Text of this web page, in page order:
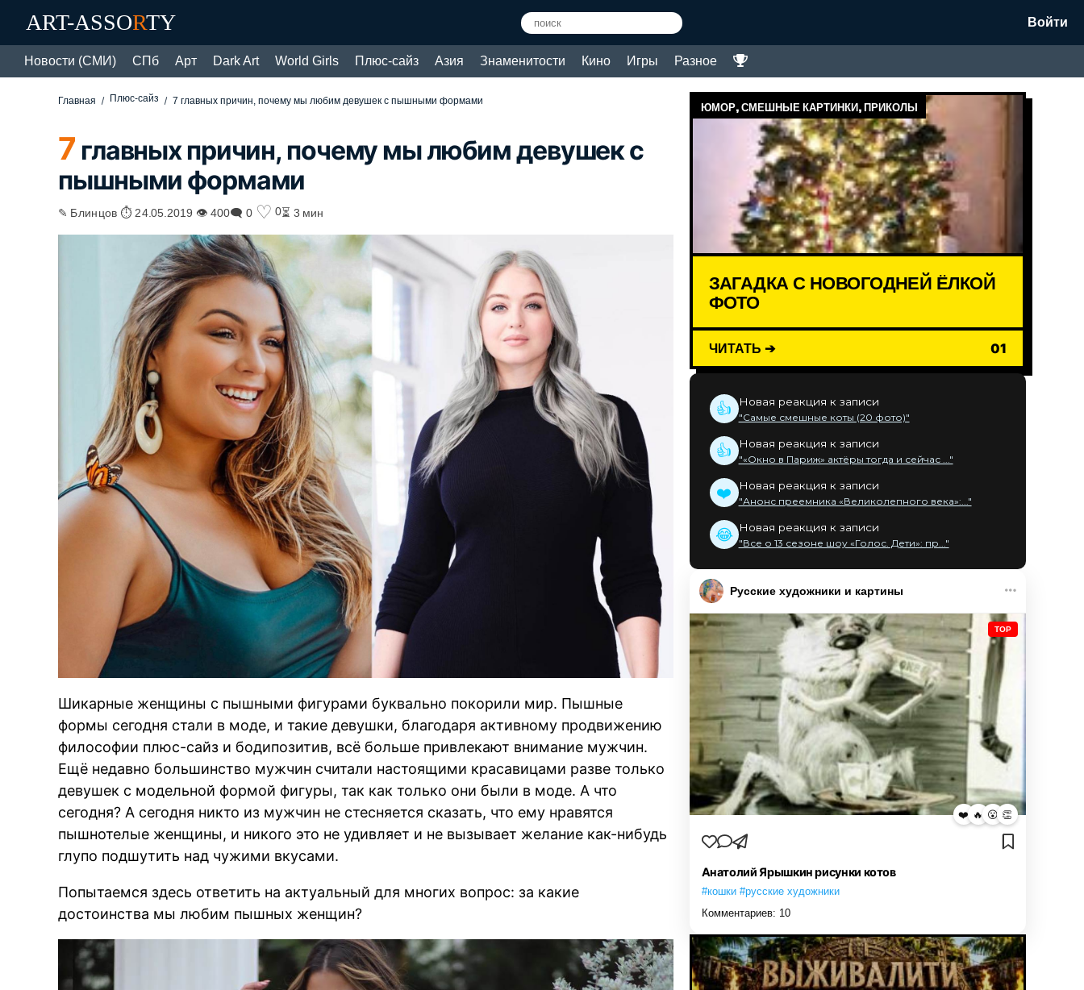
ART-ASSORTY Войти
Новости (СМИ) СПб Арт Dark Art World Girls Плюс-сайз Азия Знаменитости Кино Игры Разное
Главная Плюс-сайз 7 главных причин, почему мы любим девушек с пышными формами
7 главных причин, почему мы любим девушек с
пышными формами
✎ Блинцов ⏱ 24.05.2019 👁 400🗨 0 ♡ 0⏳ 3 мин
Шикарные женщины с пышными фигурами буквально покорили мир. Пышные
формы сегодня стали в моде, и такие девушки, благодаря активному продвижению
философии плюс-сайз и бодипозитив, всё больше привлекают внимание мужчин.
Ещё недавно большинство мужчин считали настоящими красавицами разве только
девушек с модельной формой фигуры, так как только они были в моде. А что
сегодня? А сегодня никто из мужчин не стесняется сказать, что ему нравятся
пышнотелые женщины, и никого это не удивляет и не вызывает желание как-нибудь
глупо подшутить над чужими вкусами.
Попытаемся здесь ответить на актуальный для многих вопрос: за какие
достоинства мы любим пышных женщин?
ЮМОР, СМЕШНЫЕ КАРТИНКИ, ПРИКОЛЫ
ЗАГАДКА С НОВОГОДНЕЙ ЁЛКОЙ
ФОТО
ЧИТАТЬ ➔ 01
👍 Новая реакция к записи
"Самые смешные коты (20 фото)"
👍 Новая реакция к записи
"«Окно в Париж» актёры тогда и сейчас ..."
❤️ Новая реакция к записи
"Анонс преемника «Великолепного века»:..."
😂 Новая реакция к записи
"Все о 13 сезоне шоу «Голос. Дети»: пр..."
Русские художники и картины
TOP
❤️ 🔥 😮 👏
Анатолий Ярышкин рисунки котов
#кошки #русские художники
Комментариев: 10